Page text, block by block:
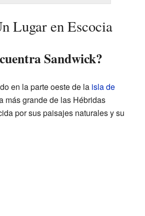
Lugar en Escocia
Sandwick?
en la parte oeste de la isla de
más grande de las Hébridas
por sus paisajes naturales y su